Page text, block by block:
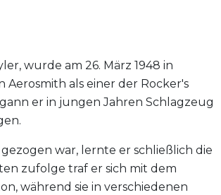
wurde am 26. März 1948 in
Aerosmith als einer der Rocker's
er in jungen Jahren Schlagzeug
war, lernte er schließlich die
zufolge traf er sich mit dem
während sie in verschiedenen